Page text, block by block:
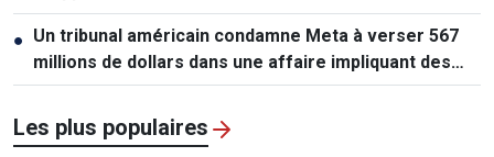
● Un tribunal américain condamne Meta à verser 567
millions de dollars dans une affaire impliquant des
mineurs
Les plus populaires